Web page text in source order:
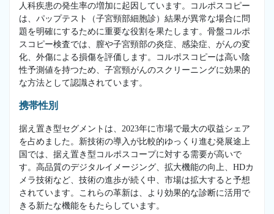
人科疾患の発生率の増加に起因しています。コルポスコピー
は、パップテスト（子宮頸部細胞診）結果が異常な場合に問
題を明確にするために重要な役割を果たします。骨盤コルポ
スコピー検査では、膣や子宮頸部の炎症、感染症、がんの変
化、外傷による損傷を評価します。コルポスコピーは高い陰
性予測値を持つため、子宮頸がんのスクリーニングに効果的
な方法として認識されています。
携帯性別
据え置き型セグメントは、2023年に市場で最大の収益シェア
を占めました。新技術の導入が比較的ゆっくり進む発展途上
国では、据え置き型コルポスコープに対する需要が高いで
す。高品質のデジタルイメージング、拡大機能の向上、HDカ
メラ技術など、技術の進歩が続く中、市場は拡大すると予想
されています。これらの革新は、より効果的な診断に活用で
きる新たな機能をもたらしています。